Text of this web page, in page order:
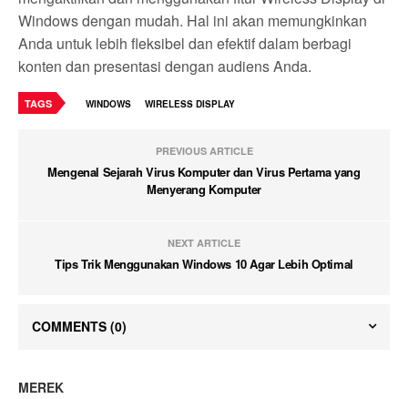
Windows dengan mudah. Hal ini akan memungkinkan
Anda untuk lebih fleksibel dan efektif dalam berbagi
konten dan presentasi dengan audiens Anda.
TAGS WINDOWS WIRELESS DISPLAY
PREVIOUS ARTICLE
Mengenal Sejarah Virus Komputer dan Virus Pertama yang
Menyerang Komputer
NEXT ARTICLE
Tips Trik Menggunakan Windows 10 Agar Lebih Optimal
COMMENTS (0)
MEREK